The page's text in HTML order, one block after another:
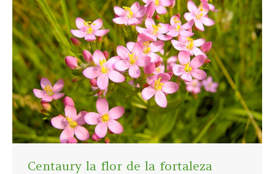
Centaury la flor de la fortaleza